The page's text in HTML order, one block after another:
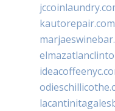
kautorepair.com